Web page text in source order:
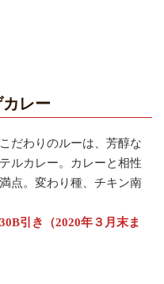
レー
だわりのルーは、芳醇な
ルカレー。カレーと相性
点。変わり種、チキン南
引き（2020年３月末ま